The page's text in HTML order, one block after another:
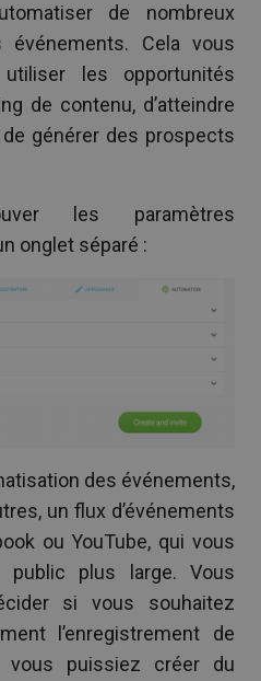
de nombreux
Cela vous
les opportunités
de contenu, d’atteindre
générer des prospects
les paramètres
onglet séparé :
des événements,
un flux d’événements
ou YouTube, qui vous
public plus large. Vous
si vous souhaitez
l’enregistrement de
vous puissiez créer du